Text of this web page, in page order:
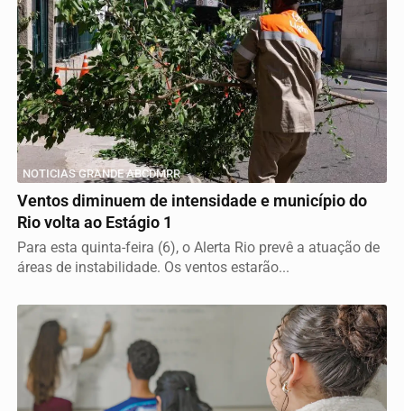
NOTICIAS GRANDE ABCDMRR
Ventos diminuem de intensidade e município do
Rio volta ao Estágio 1
Para esta quinta-feira (6), o Alerta Rio prevê a atuação de
áreas de instabilidade. Os ventos estarão...